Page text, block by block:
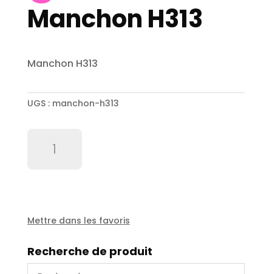
Manchon H313
Manchon H313
UGS : manchon-h313
Mettre dans les favoris
Recherche de produit